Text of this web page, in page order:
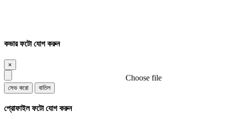
কভার ফটো যোগ করুন
×
Choose file
সেভ করো বাতিল
প্রোফাইল ফটো যোগ করুন